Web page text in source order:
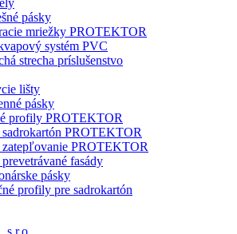
pásky
mriežky PROTEKTOR
systém PVC
strecha príslušenstvo
lišty
pásky
profily PROTEKTOR
PROTEKTOR
PROTEKTOR
fasády
pásky
profily pre sadrokartón